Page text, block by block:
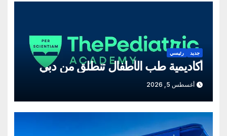
جديد رئيسي
أكاديمية طب الأطفال تنطلق من دبي
أغسطس 5, 2026